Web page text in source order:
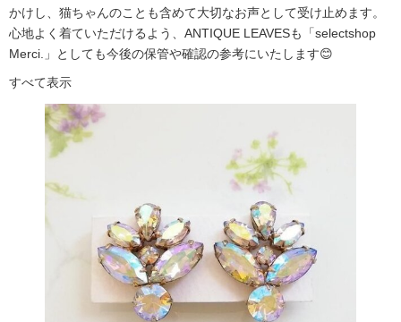
かけし、猫ちゃんのことも含めて大切なお声として受け止めます。
心地よく着ていただけるよう、ANTIQUE LEAVESも「selectshop
Merci.」としても今後の保管や確認の参考にいたします😊
すべて表示